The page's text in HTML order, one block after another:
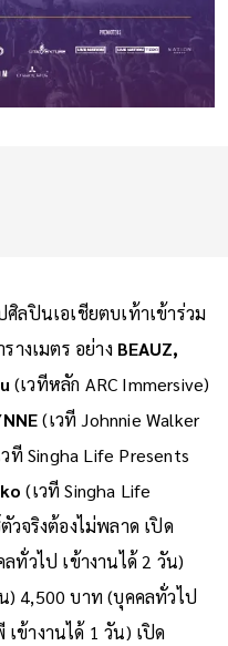
ลปินเอเชียตบเท้าเข้าร่วม
างเมตร อย่าง BEAUZ,
(เวทีหลัก ARC Immersive)
(เวที Johnnie Walker
วที Singha Life Presents
(เวที Singha Life
วจริงต้องไม่พลาด เปิด
ทั่วไป เข้างานได้ 2 วัน)
) 4,500 บาท (บุคคลทั่วไป
ข้างานได้ 1 วัน) เปิด